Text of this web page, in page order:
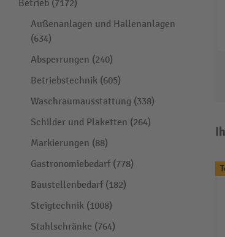
Betrieb (7172)
Außenanlagen und Hallenanlagen
(634)
Absperrungen (240)
Betriebstechnik (605)
Waschraumausstattung (338)
Schilder und Plaketten (264)
Markierungen (88)
Gastronomiebedarf (778)
Baustellenbedarf (182)
Steigtechnik (1008)
Stahlschränke (764)